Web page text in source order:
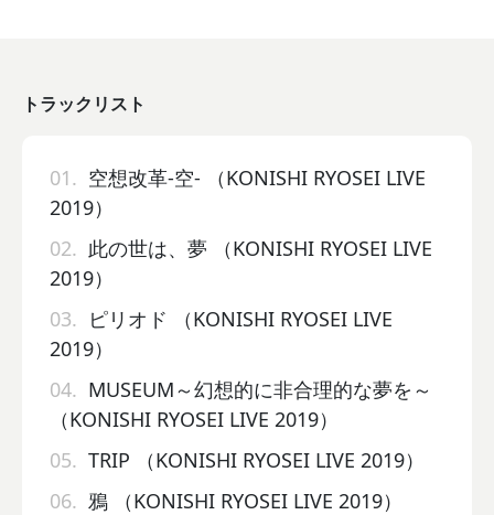
トラックリスト
01. 空想改革-空- （KONISHI RYOSEI LIVE
2019）
02. 此の世は、夢 （KONISHI RYOSEI LIVE
2019）
03. ピリオド （KONISHI RYOSEI LIVE
2019）
04. MUSEUM～幻想的に非合理的な夢を～
（KONISHI RYOSEI LIVE 2019）
05. TRIP （KONISHI RYOSEI LIVE 2019）
06. 鴉 （KONISHI RYOSEI LIVE 2019）